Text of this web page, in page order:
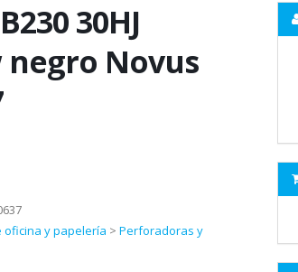
30HJ
negro Novus
oficina y papelería > Perforadoras y